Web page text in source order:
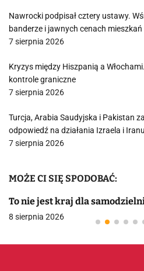
Nawrocki podpisał cztery ustawy.
banderze i jawnych cenach mieszkań
7 sierpnia 2026
Kryzys między Hiszpanią a
kontrole graniczne
7 sierpnia 2026
Turcja, Arabia Saudyjska i Pakistan
odpowiedź na działania Izraela i Iranu
7 sierpnia 2026
MOŻE CI SIĘ SPODOBAĆ:
To nie jest kraj dla
8 sierpnia 2026